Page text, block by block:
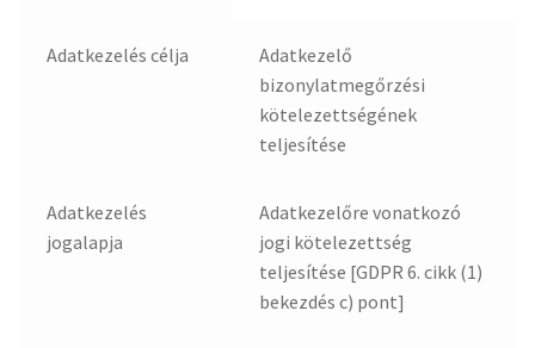
Adatkezelés célja
Adatkezelő
bizonylatmegőrzési
kötelezettségének
teljesítése
Adatkezelés
jogalapja
Adatkezelőre vonatkozó
jogi kötelezettség
teljesítése [GDPR 6. cikk (1)
bekezdés c) pont]